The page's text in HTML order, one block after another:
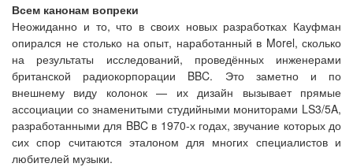
Всем канонам вопреки
Неожиданно и то, что в своих новых разработках Кауфман
опирался не столько на опыт, наработанный в Morel, сколько
на результаты исследований, проведённых инженерами
британской радиокорпорации BBC. Это заметно и по
внешнему виду колонок — их дизайн вызывает прямые
ассоциации со знаменитыми студийными мониторами LS3/5A,
разработанными для BBC в 1970-х годах, звучание которых до
сих спор считаются эталоном для многих специалистов и
любителей музыки.